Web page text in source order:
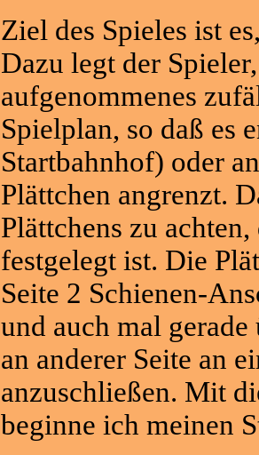
Ziel des Spieles ist
Dazu legt der
aufgenommenes
Spielplan, so daß es
Startbahnhof) oder
Plättchen angrenzt.
Plättchens zu
festgelegt ist. Die
Seite 2 Schienen-
und auch mal
an anderer Seite an
anzuschließen. Mit
beginne ich meinen